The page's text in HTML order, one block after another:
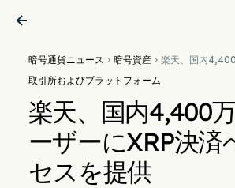

暗号通貨ニュース  暗号資産 楽天、国内
取引所およびプラットフォーム
楽天、国内4,400
ーザーにXRP決済
セスを提供